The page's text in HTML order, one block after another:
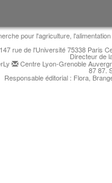
pour l'agriculture,
147 rue de l'Université 75338 Paris
Directeur de
Centre Lyon-Grenoble
87 87.
Responsable éditorial : Flora,